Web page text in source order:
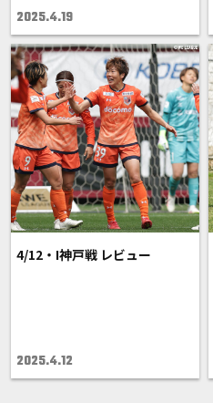
2025.4.19
4/12・I神戸戦 レビュー
2025.4.12